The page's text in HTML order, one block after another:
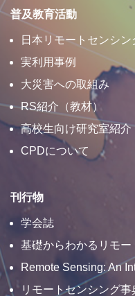
普及教育活動
日本リモートセンシン
実利用事例
大災害への取組み
RS紹介（教材）
高校生向け研究室紹介
CPDについて
刊行物
学会誌
基礎からわかるリモー
Remote Sensing: An
リモートセンシング事